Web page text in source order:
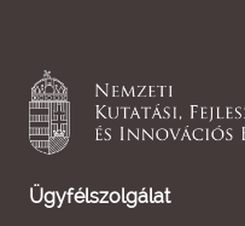
Ügyfélszolgálat